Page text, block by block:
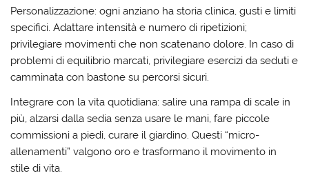
Personalizzazione: ogni anziano ha storia clinica, gusti e limiti
specifici. Adattare intensità e numero di ripetizioni;
privilegiare movimenti che non scatenano dolore. In caso di
problemi di equilibrio marcati, privilegiare esercizi da seduti e
camminata con bastone su percorsi sicuri.
Integrare con la vita quotidiana: salire una rampa di scale in
più, alzarsi dalla sedia senza usare le mani, fare piccole
commissioni a piedi, curare il giardino. Questi “micro-
allenamenti” valgono oro e trasformano il movimento in
stile di vita.